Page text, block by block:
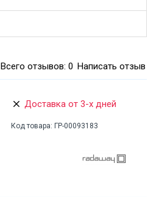
Всего отзывов: 0 Написать отзыв
Доставка от 3-х дней
Код товара: ГР-00093183